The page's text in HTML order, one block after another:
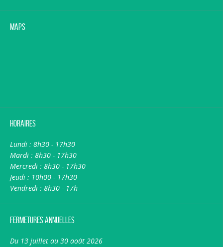
Maps
Horaires
Lundi : 8h30 - 17h30
Mardi : 8h30 - 17h30
Mercredi : 8h30 - 17h30
Jeudi : 10h00 - 17h30
Vendredi : 8h30 - 17h
Fermetures annuelles
Du 13 juillet au 30 août 2026